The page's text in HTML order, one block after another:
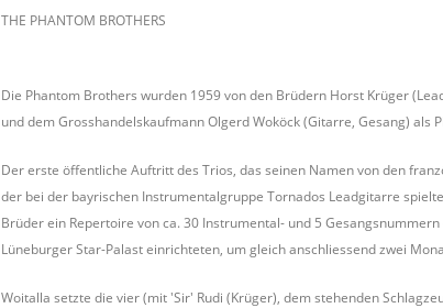
THE PHANTOM BROTHERS
Die Phantom Brothers wurden 1959 von den Brüdern Horst Krüger
und dem Grosshandelskaufmann Olgerd Woköck (Gitarre, Gesang) als
Der erste öffentliche Auftritt des Trios, das seinen Namen von den
der bei der bayrischen Instrumentalgruppe Tornados Leadgitarre
Brüder ein Repertoire von ca. 30 Instrumental- und 5
Lüneburger Star-Palast einrichteten, um gleich anschliessend zwei
Woitalla setzte die vier (mit 'Sir' Rudi (Krüger), dem stehenden